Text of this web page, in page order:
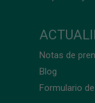
Notas de
Blog
Formulario